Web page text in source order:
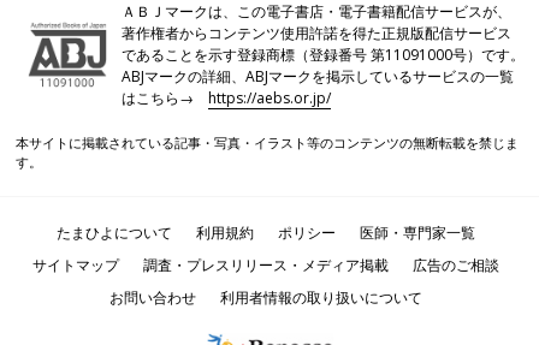
ＡＢＪマークは、この電子書店・電子書籍配信サービスが、
著作権者からコンテンツ使用許諾を得た正規版配信サービス
であることを示す登録商標（登録番号 第11091000号）です。
ABJマークの詳細、ABJマークを掲示しているサービスの一覧
はこちら→https://aebs.or.jp/
本サイトに掲載されている記事・写真・イラスト等のコンテンツの無断転載を禁じま
す。
たまひよについて 利用規約 ポリシー
医師・専門家一覧
サイトマップ
調査・プレスリリース・メディア掲載
広告のご相談
お問い合わせ
利用者情報の取り扱いについて